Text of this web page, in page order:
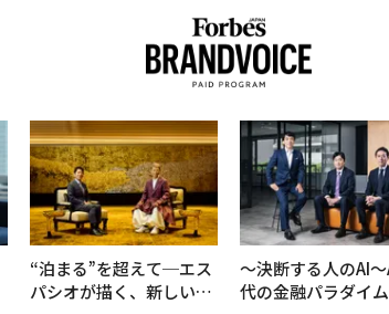
“泊まる”を超えて─エス
パシオが描く、新しい日
〜決断する人のAI
代の金融パラダイ